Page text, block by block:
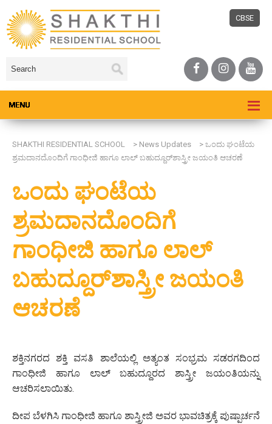
CBSE
SHAKTHI RESIDENTIAL SCHOOL > News Updates > ಒಂದು ಘಂಟೆಯ
ಶ್ರಮದಾನದೊಂದಿಗೆ ಗಾಂಧೀಜಿ ಹಾಗೂ ಲಾಲ್ ಬಹುದ್ದೂರ್‌ಶಾಸ್ತ್ರೀ ಜಯಂತಿ ಆಚರಣೆ
ಒಂದು ಘಂಟೆಯ
ಶ್ರಮದಾನದೊಂದಿಗೆ
ಗಾಂಧೀಜಿ ಹಾಗೂ ಲಾಲ್
ಬಹುದ್ದೂರ್‌ಶಾಸ್ತ್ರೀ ಜಯಂತಿ
ಆಚರಣೆ
ಶಕ್ತಿನಗರದ ಶಕ್ತಿ ವಸತಿ ಶಾಲೆಯಲ್ಲಿ ಅತ್ಯಂತ ಸಂಭ್ರಮ ಸಡರಗದಿಂದ
ಗಾಂಧೀಜಿ ಹಾಗೂ ಲಾಲ್ ಬಹುದ್ದೂರದ ಶಾಸ್ತ್ರೀ ಜಯಂತಿಯನ್ನು
ಆಚರಿಸಲಾಯಿತು.
ದೀಪ ಬೆಳಗಿಸಿ ಗಾಂಧೀಜಿ ಹಾಗೂ ಶಾಸ್ತ್ರೀಜಿ ಅವರ ಭಾವಚಿತ್ರಕ್ಕೆ ಪುಷ್ಪಾರ್ಚನೆ